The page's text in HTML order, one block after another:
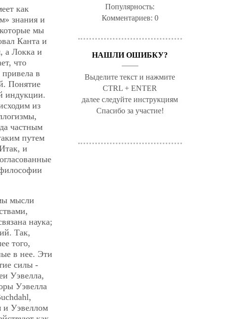
как
знания и
мы
Канта и
а Локка и
что
в
Понятие
индукции.
из
частным
путем
и
мысли
наука;
Так,
того,
в нее. Эти
силы -
Уэвелла,
Уэвелла
и Уэвеллом
Популярность:
Комментариев: 0
НАШЛИ ОШИБКУ?
Выделите текст и нажмите
CTRL + ENTER
далее следуйте инструкциям
Спасибо за участие!